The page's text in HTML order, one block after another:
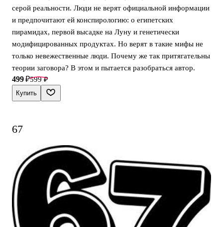
серой реальности. Люди не верят официальной информации
и предпочитают ей конспирологию: о египетских
пирамидах, первой высадке на Луну и генетически
модифицированных продуктах. Но верят в такие мифы не
только невежественные люди. Почему же так притягательны
теории заговора? В этом и пытается разобраться автор.
599 ₽
499 ₽
Купить
67